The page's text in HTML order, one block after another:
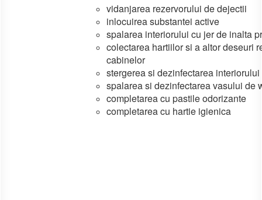
vidanjarea rezervorului de dejectii
inlocuirea substantei active
spalarea interiorului cu jer de inalta
colectarea hartiilor si a altor deseuri
cabinelor
stergerea si dezinfectarea
spalarea si dezinfectarea vasului de
completarea cu pastile odorizante
completarea cu hartie igienica